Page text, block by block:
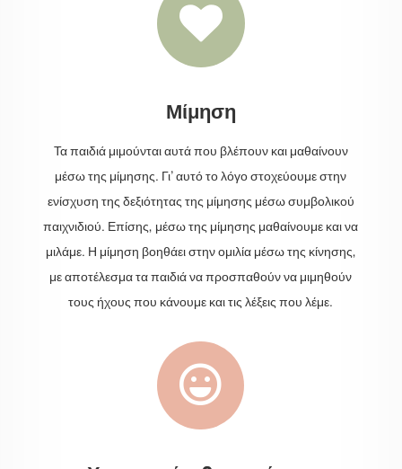

Μίμηση
Τα παιδιά μιμούνται αυτά που βλέπουν και μαθαίνουν
μέσω της μίμησης. Γι’ αυτό το λόγο στοχεύουμε στην
ενίσχυση της δεξιότητας της μίμησης μέσω συμβολικού
παιχνιδιού. Επίσης, μέσω της μίμησης μαθαίνουμε και να
μιλάμε. Η μίμηση βοηθάει στην ομιλία μέσω της κίνησης,
με αποτέλεσμα τα παιδιά να προσπαθούν να μιμηθούν
τους ήχους που κάνουμε και τις λέξεις που λέμε.
